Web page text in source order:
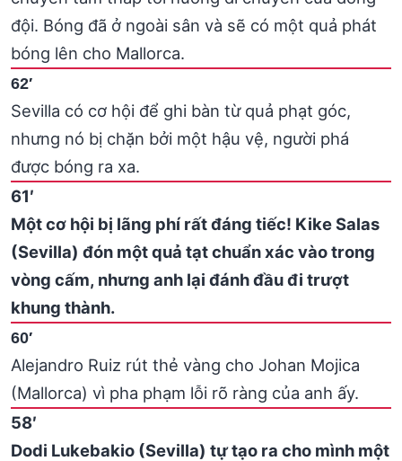
đội. Bóng đã ở ngoài sân và sẽ có một quả phát
bóng lên cho Mallorca.
62′
Sevilla có cơ hội để ghi bàn từ quả phạt góc,
nhưng nó bị chặn bởi một hậu vệ, người phá
được bóng ra xa.
61′
Một cơ hội bị lãng phí rất đáng tiếc! Kike Salas
(Sevilla) đón một quả tạt chuẩn xác vào trong
vòng cấm, nhưng anh lại đánh đầu đi trượt
khung thành.
60′
Alejandro Ruiz rút thẻ vàng cho Johan Mojica
(Mallorca) vì pha phạm lỗi rõ ràng của anh ấy.
58′
Dodi Lukebakio (Sevilla) tự tạo ra cho mình một